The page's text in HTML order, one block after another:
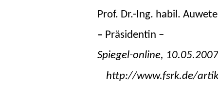
Prof. Dr.-Ing. habil.
– Präsidentin –
Spiegel-online, 10.05.2007
http://www.fsrk.de/